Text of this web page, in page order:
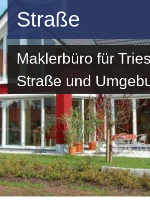
Straße
Maklerbüro für
Straße und